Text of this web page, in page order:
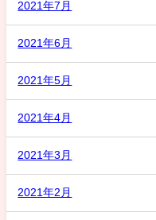
2021年7月
2021年6月
2021年5月
2021年4月
2021年3月
2021年2月